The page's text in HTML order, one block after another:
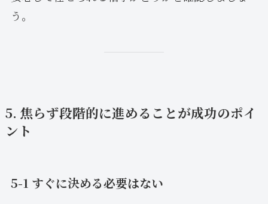
う。
5. 焦らず段階的に進めることが成功のポイ
ント
5-1 すぐに決める必要はない